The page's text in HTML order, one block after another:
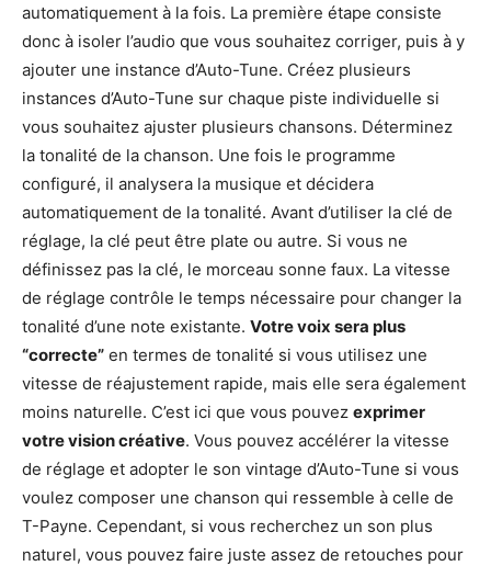
automatiquement à la fois. La première étape consiste
donc à isoler l’audio que vous souhaitez corriger, puis à y
ajouter une instance d’Auto-Tune. Créez plusieurs
instances d’Auto-Tune sur chaque piste individuelle si
vous souhaitez ajuster plusieurs chansons. Déterminez
la tonalité de la chanson. Une fois le programme
configuré, il analysera la musique et décidera
automatiquement de la tonalité. Avant d’utiliser la clé de
réglage, la clé peut être plate ou autre. Si vous ne
définissez pas la clé, le morceau sonne faux. La vitesse
de réglage contrôle le temps nécessaire pour changer la
tonalité d’une note existante. Votre voix sera plus
“correcte” en termes de tonalité si vous utilisez une
vitesse de réajustement rapide, mais elle sera également
moins naturelle. C’est ici que vous pouvez exprimer
votre vision créative. Vous pouvez accélérer la vitesse
de réglage et adopter le son vintage d’Auto-Tune si vous
voulez composer une chanson qui ressemble à celle de
T-Payne. Cependant, si vous recherchez un son plus
naturel, vous pouvez faire juste assez de retouches pour